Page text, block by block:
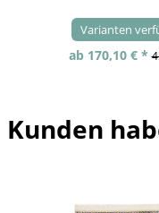
Varianten
ab 170,10 € *
Kunden